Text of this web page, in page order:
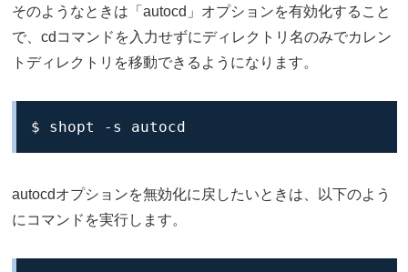
そのようなときは「autocd」オプションを有効化すること
で、cdコマンドを入力せずにディレクトリ名のみでカレン
トディレクトリを移動できるようになります。
$ shopt -s autocd
autocdオプションを無効化に戻したいときは、以下のよう
にコマンドを実行します。